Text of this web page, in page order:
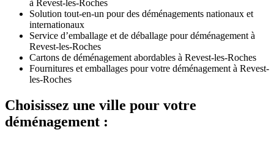
à Revest-les-Roches
Solution tout-en-un pour des déménagements nationaux et
internationaux
Service d’emballage et de déballage pour déménagement à
Revest-les-Roches
Cartons de déménagement abordables à Revest-les-Roches
Fournitures et emballages pour votre déménagement à Revest-
les-Roches
Choisissez une ville pour votre
déménagement :